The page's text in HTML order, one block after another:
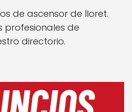
de ascensor de lloret.
profesionales de
directorio.